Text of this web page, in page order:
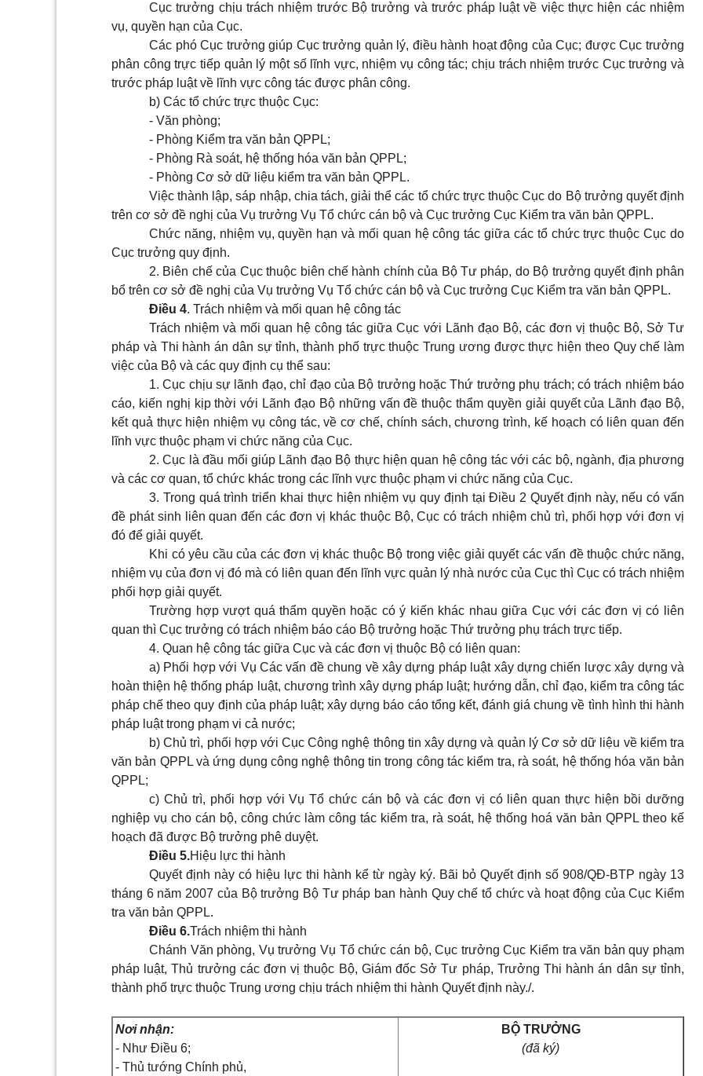
Cục trưởng chịu trách nhiệm trước Bộ trưởng và trước pháp luật về việc thực hiện các nhiệm
vụ, quyền hạn của Cục.
Các phó Cục trưởng giúp Cục trưởng quản lý, điều hành hoạt động của Cục; được Cục trưởng
phân công trực tiếp quản lý một số lĩnh vực, nhiệm vụ công tác; chịu trách nhiệm trước Cục trưởng và
trước pháp luật về lĩnh vực công tác được phân công.
b) Các tổ chức trực thuộc Cục:
- Văn phòng;
- Phòng Kiểm tra văn bản QPPL;
- Phòng Rà soát, hệ thống hóa văn bản QPPL;
- Phòng Cơ sở dữ liệu kiểm tra văn bản QPPL.
Việc thành lập, sáp nhập, chia tách, giải thể các tổ chức trực thuộc Cục do Bộ trưởng quyết định
trên cơ sở đề nghị của Vụ trưởng Vụ Tổ chức cán bộ và Cục trưởng Cục Kiểm tra văn bản QPPL.
Chức năng, nhiệm vụ, quyền hạn và mối quan hệ công tác giữa các tổ chức trực thuộc Cục do
Cục trưởng quy định.
2. Biên chế của Cục thuộc biên chế hành chính của Bộ Tư pháp, do Bộ trưởng quyết định phân
bổ trên cơ sở đề nghị của Vụ trưởng Vụ Tổ chức cán bộ và Cục trưởng Cục Kiểm tra văn bản QPPL.
Điều 4. Trách nhiệm và mối quan hệ công tác
Trách nhiệm và mối quan hệ công tác giữa Cục với Lãnh đạo Bộ, các đơn vị thuộc Bộ, Sở Tư
pháp và Thi hành án dân sự tỉnh, thành phố trực thuộc Trung ương được thực hiện theo Quy chế làm
việc của Bộ và các quy định cụ thể sau:
1. Cục chịu sự lãnh đạo, chỉ đạo của Bộ trưởng hoặc Thứ trưởng phụ trách; có trách nhiệm báo
cáo, kiến nghị kịp thời với Lãnh đạo Bộ những vấn đề thuộc thẩm quyền giải quyết của Lãnh đạo Bộ,
kết quả thực hiện nhiệm vụ công tác, về cơ chế, chính sách, chương trình, kế hoạch có liên quan đến
lĩnh vực thuộc phạm vi chức năng của Cục.
2. Cục là đầu mối giúp Lãnh đạo Bộ thực hiện quan hệ công tác với các bộ, ngành, địa phương
và các cơ quan, tổ chức khác trong các lĩnh vực thuộc phạm vi chức năng của Cục.
3. Trong quá trình triển khai thực hiện nhiệm vụ quy định tại Điều 2 Quyết định này, nếu có vấn
đề phát sinh liên quan đến các đơn vị khác thuộc Bộ, Cục có trách nhiệm chủ trì, phối hợp với đơn vị
đó để giải quyết.
Khi có yêu cầu của các đơn vị khác thuộc Bộ trong việc giải quyết các vấn đề thuộc chức năng,
nhiệm vụ của đơn vị đó mà có liên quan đến lĩnh vực quản lý nhà nước của Cục thì Cục có trách nhiệm
phối hợp giải quyết.
Trường hợp vượt quá thẩm quyền hoặc có ý kiến khác nhau giữa Cục với các đơn vị có liên
quan thì Cục trưởng có trách nhiệm báo cáo Bộ trưởng hoặc Thứ trưởng phụ trách trực tiếp.
4. Quan hệ công tác giữa Cục và các đơn vị thuộc Bộ có liên quan:
a) Phối hợp với Vụ Các vấn đề chung về xây dựng pháp luật xây dựng chiến lược xây dựng và
hoàn thiện hệ thống pháp luật, chương trình xây dựng pháp luật; hướng dẫn, chỉ đạo, kiểm tra công tác
pháp chế theo quy định của pháp luật; xây dựng báo cáo tổng kết, đánh giá chung về tình hình thi hành
pháp luật trong phạm vi cả nước;
b) Chủ trì, phối hợp với Cục Công nghệ thông tin xây dựng và quản lý Cơ sở dữ liệu về kiểm tra
văn bản QPPL và ứng dụng công nghệ thông tin trong công tác kiểm tra, rà soát, hệ thống hóa văn bản
QPPL;
c) Chủ trì, phối hợp với Vụ Tổ chức cán bộ và các đơn vị có liên quan thực hiện bồi dưỡng
nghiệp vụ cho cán bộ, công chức làm công tác kiểm tra, rà soát, hệ thống hoá văn bản QPPL theo kế
hoạch đã được Bộ trưởng phê duyệt.
Điều 5.Hiệu lực thi hành
Quyết định này có hiệu lực thi hành kể từ ngày ký. Bãi bỏ Quyết định số 908/QĐ-BTP ngày 13
tháng 6 năm 2007 của Bộ trưởng Bộ Tư pháp ban hành Quy chế tổ chức và hoạt động của Cục Kiểm
tra văn bản QPPL.
Điều 6.Trách nhiệm thi hành
Chánh Văn phòng, Vụ trưởng Vụ Tổ chức cán bộ, Cục trưởng Cục Kiểm tra văn bản quy phạm
pháp luật, Thủ trưởng các đơn vị thuộc Bộ, Giám đốc Sở Tư pháp, Trưởng Thi hành án dân sự tỉnh,
thành phố trực thuộc Trung ương chịu trách nhiệm thi hành Quyết định này./.
Nơi nhận:
- Như Điều 6;
- Thủ tướng Chính phủ,
BỘ TRƯỞNG
(đã ký)